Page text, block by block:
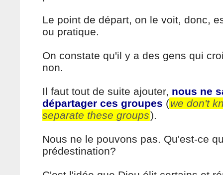
Le point de départ, on le voit, donc,
ou pratique.
On constate qu'il y a des gens qui
non.
Il faut tout de suite ajouter, nous ne
départager ces groupes (we don't
separate these groups).
Nous ne le pouvons pas. Qu'est-ce
prédestination?